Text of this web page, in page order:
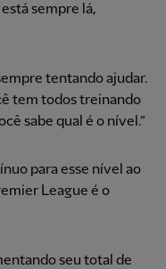
sempre lá,
tentando ajudar.
tem todos treinando
sabe qual é o nível.”
para esse nível ao
League é o
seu total de